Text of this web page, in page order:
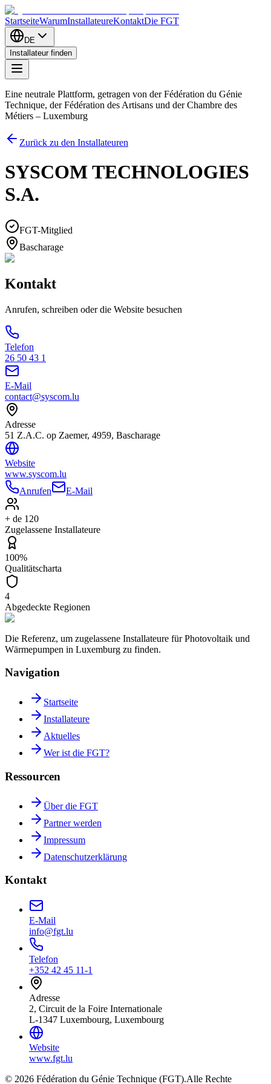
StartseiteWarumInstallateureKontaktDie FGT
DE
Installateur finden
Eine neutrale Plattform, getragen von der Fédération du Génie
Technique, der Fédération des Artisans und der Chambre des
Métiers – Luxemburg
Zurück zu den Installateuren
SYSCOM TECHNOLOGIES
S.A.
FGT-Mitglied
Bascharage
Kontakt
Anrufen, schreiben oder die Website besuchen
Telefon
26 50 43 1
E-Mail
contact@syscom.lu
Adresse
51 Z.A.C. op Zaemer, 4959, Bascharage
Website
www.syscom.lu
Anrufen
E-Mail
+ de 120
Zugelassene Installateure
100%
Qualitätscharta
4
Abgedeckte Regionen
Die Referenz, um zugelassene Installateure für Photovoltaik und
Wärmepumpen in Luxemburg zu finden.
Navigation
Startseite
Installateure
Aktuelles
Wer ist die FGT?
Ressourcen
Über die FGT
Partner werden
Impressum
Datenschutzerklärung
Kontakt
E-Mail
info@fgt.lu
Telefon
+352 42 45 11-1
Adresse
2, Circuit de la Foire Internationale
L-1347 Luxembourg, Luxembourg
Website
www.fgt.lu
© 2026 Fédération du Génie Technique (FGT).Alle Rechte